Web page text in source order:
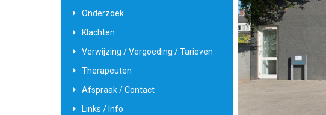
Onderzoek
Klachten
Verwijzing / Vergoeding / Tarieven
Therapeuten
Afspraak / Contact
Links / Info